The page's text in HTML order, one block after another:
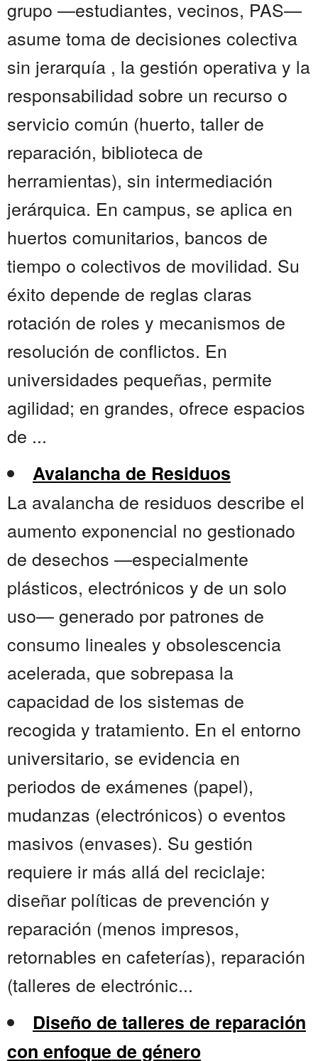
grupo —estudiantes, vecinos, PAS—
asume toma de decisiones colectiva
sin jerarquía , la gestión operativa y la
responsabilidad sobre un recurso o
servicio común (huerto, taller de
reparación, biblioteca de
herramientas), sin intermediación
jerárquica. En campus, se aplica en
huertos comunitarios, bancos de
tiempo o colectivos de movilidad. Su
éxito depende de reglas claras
rotación de roles y mecanismos de
resolución de conflictos. En
universidades pequeñas, permite
agilidad; en grandes, ofrece espacios
de ...
Avalancha de Residuos
La avalancha de residuos describe el
aumento exponencial no gestionado
de desechos —especialmente
plásticos, electrónicos y de un solo
uso— generado por patrones de
consumo lineales y obsolescencia
acelerada, que sobrepasa la
capacidad de los sistemas de
recogida y tratamiento. En el entorno
universitario, se evidencia en
periodos de exámenes (papel),
mudanzas (electrónicos) o eventos
masivos (envases). Su gestión
requiere ir más allá del reciclaje:
diseñar políticas de prevención y
reparación (menos impresos,
retornables en cafeterías), reparación
(talleres de electrónic...
Diseño de talleres de reparación
con enfoque de género